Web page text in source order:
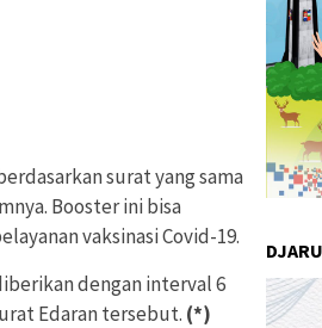
surat yang sama
Booster ini bisa
vaksinasi Covid-19.
dengan interval 6
Edaran tersebut. (*)